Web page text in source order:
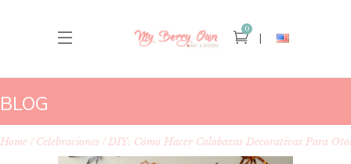
0
BLOG
Home Celebraciones DIY: Cómo Hacer Calabazas Decorativas Para